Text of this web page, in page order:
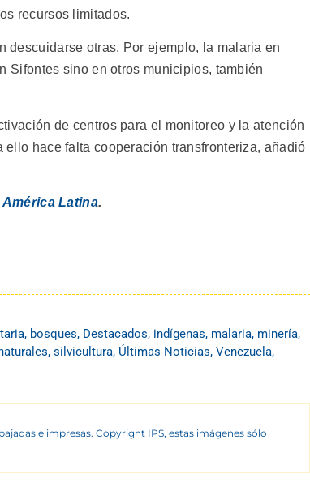
recursos limitados.
descuidarse otras. Por ejemplo, la malaria en
Sifontes sino en otros municipios, también
de centros para el monitoreo y la atención
hace falta cooperación transfronteriza, añadió
Latina.
, bosques, Destacados, indígenas, malaria, minería,
, silvicultura, Últimas Noticias, Venezuela,
e impresas. Copyright IPS, estas imágenes sólo